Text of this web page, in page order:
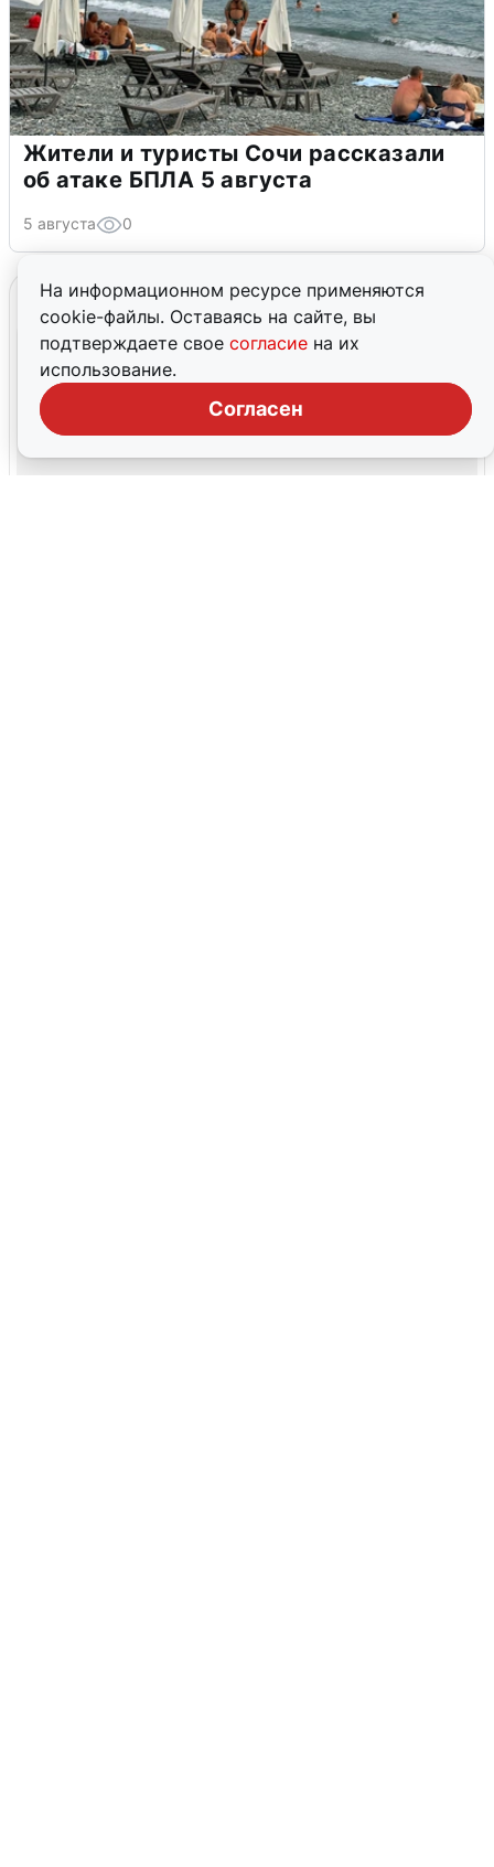
На информационном ресурсе применяются
cookie-файлы. Оставаясь на сайте, вы
подтверждаете свое согласие на их
использование.
Согласен
Жители и туристы Сочи рассказали
об атаке БПЛА 5 августа
5 августа 0